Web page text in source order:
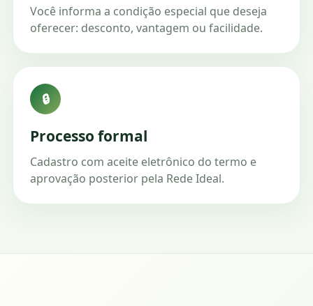
Você informa a condição especial que deseja
oferecer: desconto, vantagem ou facilidade.
🔒
Processo formal
Cadastro com aceite eletrônico do termo e
aprovação posterior pela Rede Ideal.